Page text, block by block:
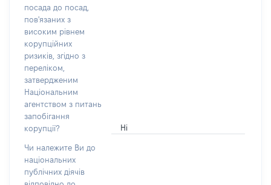
посада до посад,
пов'язаних з
високим рівнем
корупційних
ризиків, згідно з
переліком,
затвердженим
Національним
агентством з питань
запобігання
корупції?
Ні
Чи належите Ви до
національних
публічних діячів